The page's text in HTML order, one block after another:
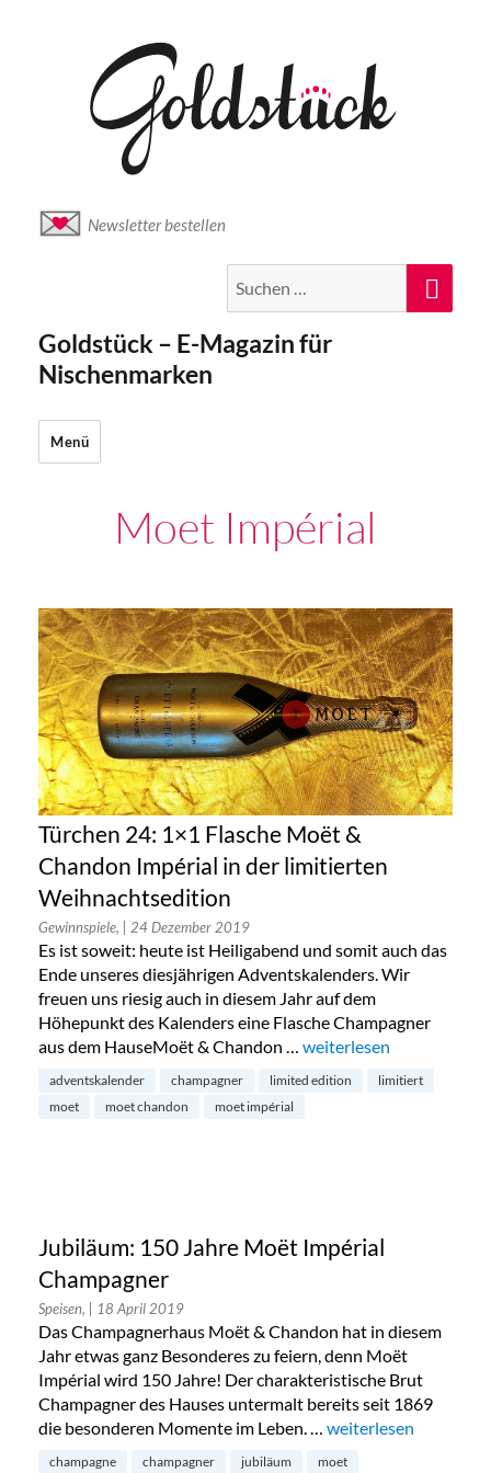
Newsletter bestellen
nach:
Goldstück – E-Magazin für
Nischenmarken
Menü
Moet Impérial
Türchen 24: 1×1 Flasche Moët &
Chandon Impérial in der limitierten
Weihnachtsedition
Gewinnspiele, | 24 Dezember 2019
Es ist soweit: heute ist Heiligabend und somit auch das
Ende unseres diesjährigen Adventskalenders. Wir
freuen uns riesig auch in diesem Jahr auf dem
Höhepunkt des Kalenders eine Flasche Champagner
aus dem HauseMoët & Chandon … „Türchen 24: 1×1
weiterlesen
adventskalender champagner limited edition
limitiert
moet
moet chandon moet impérial
Jubiläum: 150 Jahre Moët Impérial
Champagner
Speisen, | 18 April 2019
Das Champagnerhaus Moët & Chandon hat in diesem
Jahr etwas ganz Besonderes zu feiern, denn Moët
Impérial wird 150 Jahre! Der charakteristische Brut
Champagner des Hauses untermalt bereits seit 1869
die besonderen Momente im Leben. … „Jubiläum: 150
weiterlesen
champagne champagner jubiläum moet